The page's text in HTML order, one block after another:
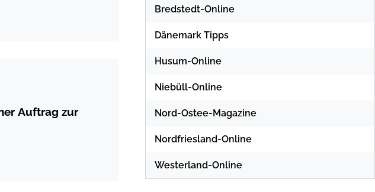
Auftrag zur
Bredstedt-Online
Dänemark Tipps
Husum-Online
Niebüll-Online
Nord-Ostee-Magazine
Nordfriesland-Online
Westerland-Online